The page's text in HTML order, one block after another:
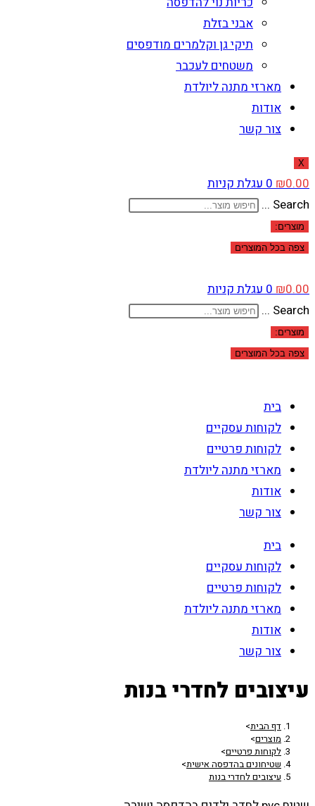
אבני בזלת
תיקי גן וקלמרים מודפסים
משטחים לעכבר
מארזי מתנה ליולדת
אודות
צור קשר
X
₪0.00
0עגלת קניות
Search ...
מוצרים:
צפה בכל המוצרים
₪0.00
0עגלת קניות
Search ...
מוצרים:
צפה בכל המוצרים
בית
לקוחות עסקיים
לקוחות פרטיים
מארזי מתנה ליולדת
אודות
צור קשר
בית
לקוחות עסקיים
לקוחות פרטיים
מארזי מתנה ליולדת
אודות
צור קשר
עיצובים לחדרי בנות
דף הבית>
מוצרים>
לקוחות פרטיים>
שטיחונים בהדפסה אישית>
עיצובים לחדרי בנות